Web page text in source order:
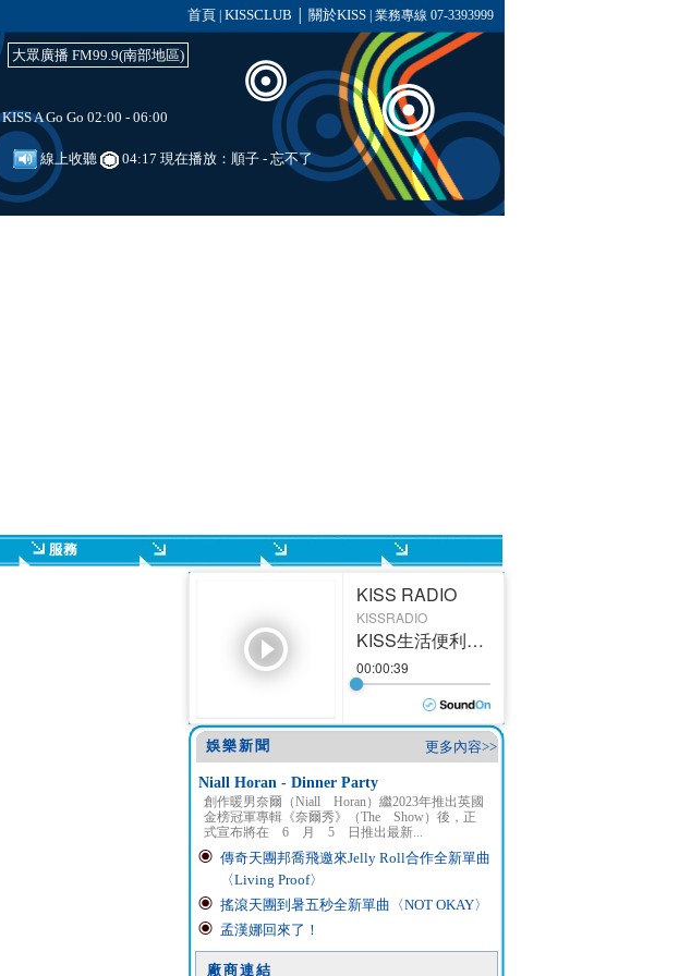
首頁 KISSCLUB 關於KISS| 業務專線 07-3393999
大眾廣播 FM99.9(南部地區)
KISS A Go Go 02:00 - 06:00
線上收聽 04:17 現在播放：順子 - 忘不了
更多內容>>
娛樂新聞
Niall Horan - Dinner Party
創作暖男奈爾（Niall Horan）繼2023年推出英國
金榜冠軍專輯《奈爾秀》（The Show）後，正
式宣布將在 6 月 5 日推出最新...
傳奇天團邦喬飛邀來Jelly Roll合作全新單曲
〈Living Proof〉
搖滾天團到暑五秒全新單曲〈NOT OKAY〉
孟漢娜回來了！
廠商連結